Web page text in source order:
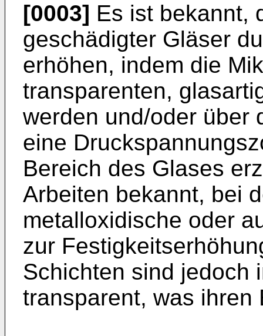
[0003] Es ist bekannt,
geschädigter Gläser
erhöhen, indem die
transparenten,
werden und/oder über
eine
Bereich des Glases
Arbeiten bekannt, bei
metalloxidische oder
zur
Schichten sind jedoch
transparent, was ihren